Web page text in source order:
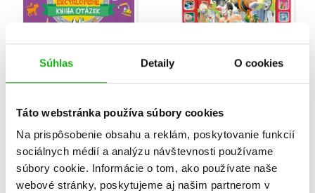
Súhlas Detaily O cookies
Táto webstránka používa súbory cookies
Na prispôsobenie obsahu a reklám, poskytovanie funkcií
sociálnych médií a analýzu návštevnosti používame
súbory cookie. Informácie o tom, ako používate naše
webové stránky, poskytujeme aj našim partnerom v
otázek
Laura Razzaboni
%